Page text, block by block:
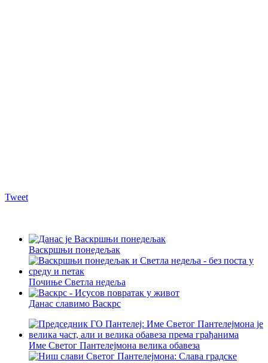
Tweet
Васкршњи понедељак
Почиње Светла недеља
Данас славимо Васкрс
Име Светог Пантелејмона велика обавеза